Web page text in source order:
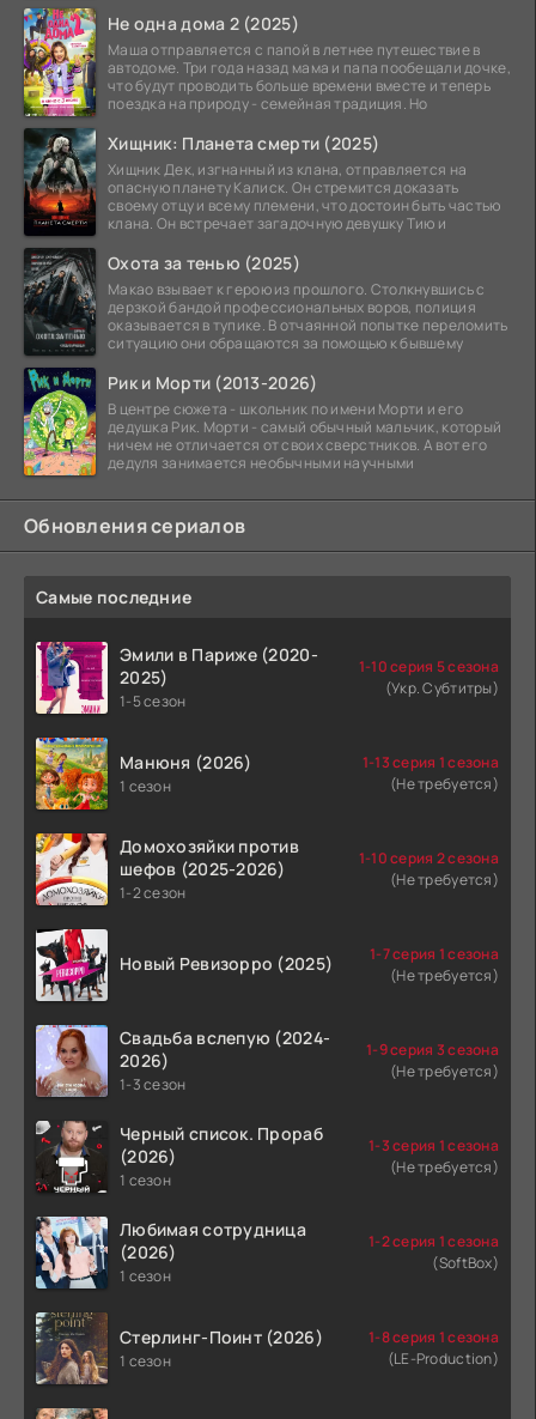
Не одна дома 2 (2025)
Маша отправляется с папой в летнее путешествие в
автодоме. Три года назад мама и папа пообещали дочке,
что будут проводить больше времени вместе и теперь
поездка на природу - семейная традиция. Но
Хищник: Планета смерти (2025)
Хищник Дек, изгнанный из клана, отправляется на
опасную планету Калиск. Он стремится доказать
своему отцу и всему племени, что достоин быть частью
клана. Он встречает загадочную девушку Тию и
Охота за тенью (2025)
Макао взывает к герою из прошлого. Столкнувшись с
дерзкой бандой профессиональных воров, полиция
оказывается в тупике. В отчаянной попытке переломить
ситуацию они обращаются за помощью к бывшему
Рик и Морти (2013-2026)
В центре сюжета - школьник по имени Морти и его
дедушка Рик. Морти - самый обычный мальчик, который
ничем не отличается от своих сверстников. А вот его
дедуля занимается необычными научными
Обновления сериалов
Самые последние
Эмили в Париже (2020-
2025)
1-5 сезон
1-10 серия 5 сезона
(Укр. Субтитры)
Манюня (2026)
1 сезон
1-13 серия 1 сезона
(Не требуется)
Домохозяйки против
шефов (2025-2026)
1-2 сезон
1-10 серия 2 сезона
(Не требуется)
Новый Ревизорро (2025)
1-7 серия 1 сезона
(Не требуется)
Свадьба вслепую (2024-
2026)
1-3 сезон
1-9 серия 3 сезона
(Не требуется)
Черный список. Прораб
(2026)
1 сезон
1-3 серия 1 сезона
(Не требуется)
Любимая сотрудница
(2026)
1 сезон
1-2 серия 1 сезона
(SoftBox)
Стерлинг-Поинт (2026)
1 сезон
1-8 серия 1 сезона
(LE-Production)